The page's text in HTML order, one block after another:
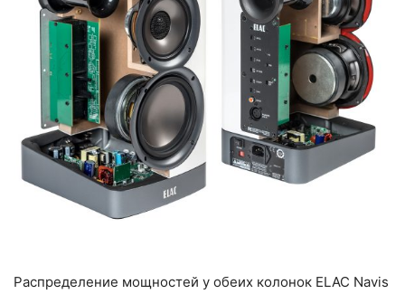
Распределение мощностей у обеих колонок ELAC Navis